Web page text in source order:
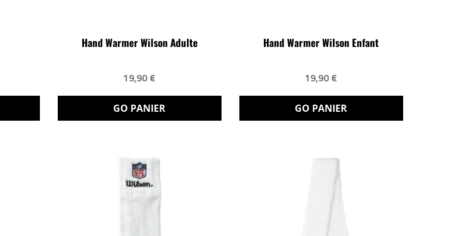
Hand Warmer Wilson Adulte
19,90 €
GO PANIER
Hand Warmer Wilson Enfant
19,90 €
GO PANIER